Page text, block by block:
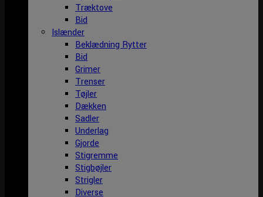
Træktove
Bid
Islænder
Beklædning Rytter
Bid
Grimer
Trenser
Tøjler
Dækken
Sadler
Underlag
Gjorde
Stigremme
Stigbøjler
Strigler
Diverse